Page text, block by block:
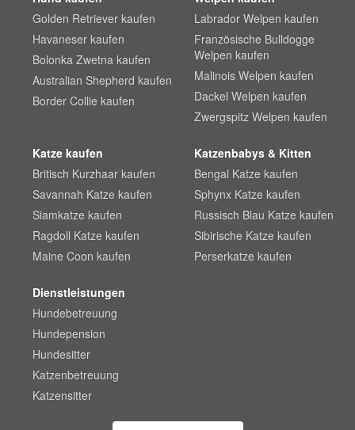
Golden Retriever kaufen
Havaneser kaufen
Bolonka Zwetna kaufen
Australian Shepherd kaufen
Border Collie kaufen
Labrador Welpen kaufen
Französische Bulldogge
Welpen kaufen
Malinois Welpen kaufen
Dackel Welpen kaufen
Zwergspitz Welpen kaufen
Katze kaufen
Britisch Kurzhaar kaufen
Savannah Katze kaufen
Siamkatze kaufen
Ragdoll Katze kaufen
Maine Coon kaufen
Katzenbabys & Kitten
Bengal Katze kaufen
Sphynx Katze kaufen
Russisch Blau Katze kaufen
Sibirische Katze kaufen
Perserkatze kaufen
Dienstleistungen
Hundebetreuung
Hundepension
Hundesitter
Katzenbetreuung
Katzensitter